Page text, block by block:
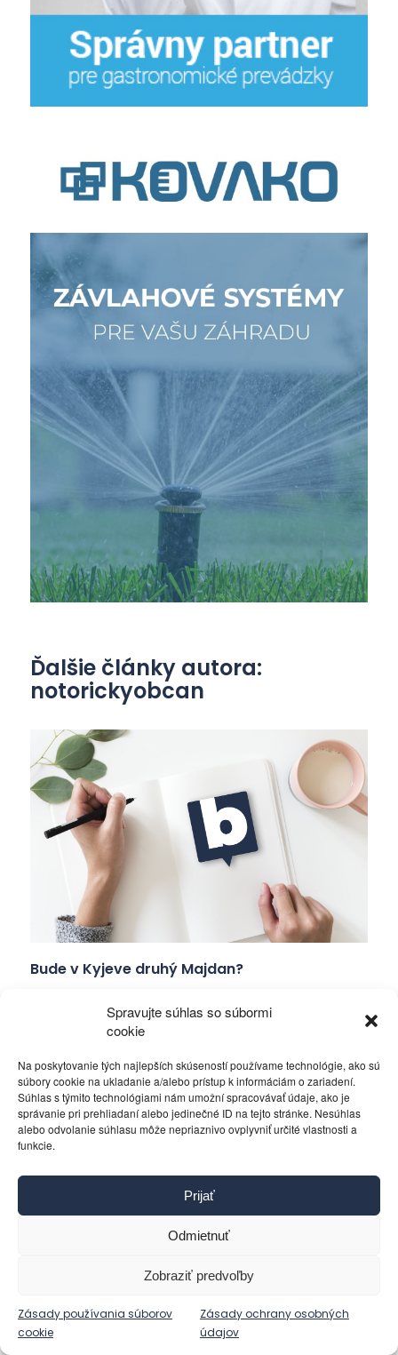
Spravujte súhlas so súbormi
cookie
Na poskytovanie tých najlepších skúseností používame technológie, ako sú
súbory cookie na ukladanie a/alebo prístup k informáciám o zariadení.
Súhlas s týmito technológiami nám umožní spracovávať údaje, ako je
správanie pri prehliadaní alebo jedinečné ID na tejto stránke. Nesúhlas
alebo odvolanie súhlasu môže nepriaznivo ovplyvniť určité vlastnosti a
funkcie.
Prijať
Odmietnuť
Zobraziť predvoľby
Zásady používania súborov
cookie
Zásady ochrany osobných
údajov
Ďalšie články autora:
notorickyobcan
Bude v Kyjeve druhý Majdan?
5. decembra 2023
Ficova vláda a médiá…